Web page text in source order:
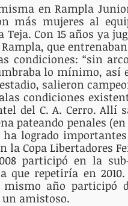
en Rampla
más mujeres al
Teja. Con 15 años ya
que
condiciones: “sin
lo mínimo, así
salieron
condiciones
del C. A. Cerro. Allí
pateando penales
logrado importantes
la Copa Libertadores
participó en la
que repetiría en
mismo año participó
un amistoso.